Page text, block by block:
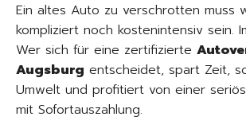
Ein altes Auto zu verschrotten muss
kompliziert noch kostenintensiv sein.
Wer sich für eine zertifizierte
Augsburg entscheidet, spart Zeit,
Umwelt und profitiert von einer
mit Sofortauszahlung.